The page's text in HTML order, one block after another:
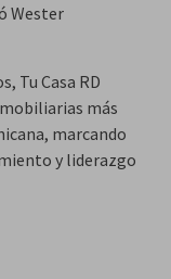
Wester
Tu Casa RD
más
marcando
y liderazgo